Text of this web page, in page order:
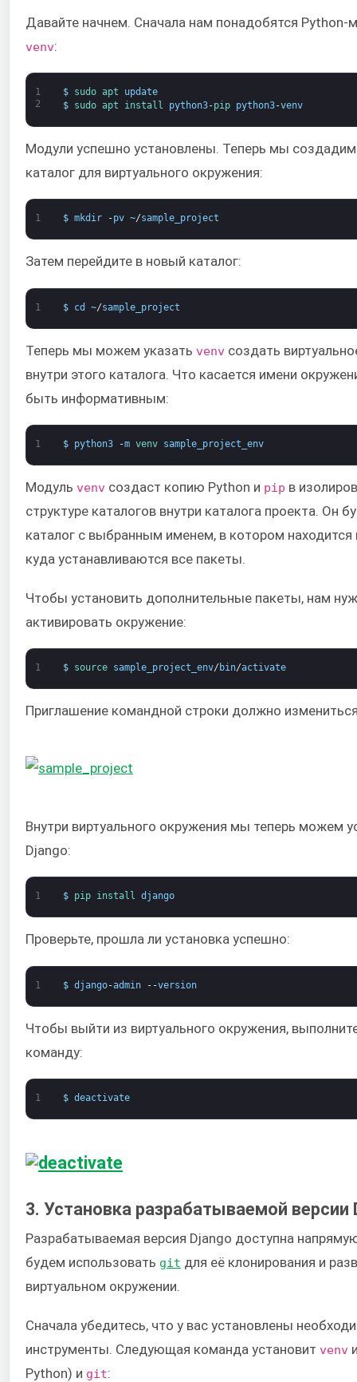
Давайте начнем. Сначала нам понадобятся Python-
venv:
1
2
$ sudo apt
update
$
sudo apt install python3-pip python3-venv
Модули успешно установлены. Теперь мы
каталог для виртуального окружения:
1 $ mkdir -pv ~/sample_project
Затем перейдите в новый каталог:
1 $ cd ~/sample_project
Теперь мы можем указать venv создать
внутри этого каталога. Что касается имени
быть информативным:
1 $ python3 -m venv sample_project_env
Модуль venv создаст копию Python и pip в
структуре каталогов внутри каталога проекта. Он
каталог с выбранным именем, в котором находится
куда устанавливаются все пакеты.
Чтобы установить дополнительные пакеты, нам
активировать окружение:
1 $ source sample_project_env/ bin/activate
Приглашение командной строки должно
Внутри виртуального окружения мы теперь можем
Django:
1 $ pip install django
Проверьте, прошла ли установка успешно:
1 $ django-admin --version
Чтобы выйти из виртуального окружения,
команду:
1 $ deactivate
3. Установка разрабатываемой версии
Разрабатываемая версия Django доступна
будем использовать git для её клонирования и
виртуальном окружении.
Сначала убедитесь, что у вас установлены
инструменты. Следующая команда установит venv
Python) и git: